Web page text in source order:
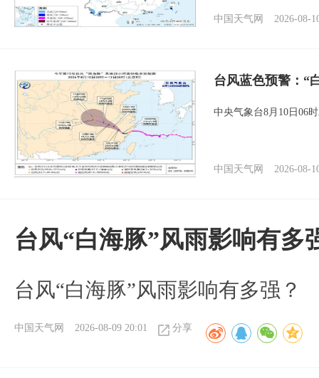
中国天气网 2026-08-
台风蓝色预警：“
中央气象台8月10日06
中国天气网 2026-08-
台风“白海豚”风雨影响有多
台风“白海豚”风雨影响有多强？
中国天气网 2026-08-09 20:01 分享